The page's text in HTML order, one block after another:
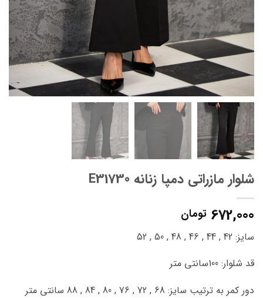
شلوار مازراتی دمپا زنانه E31730
672,000 تومان
سایز: 42 , 44 , 46 , 48 , 50 , 52
قد شلوار: 100سانتی متر
دور کمر به ترتیب سایز: 68 , 72 , 76 , 80 , 84 , 88 سانتی متر